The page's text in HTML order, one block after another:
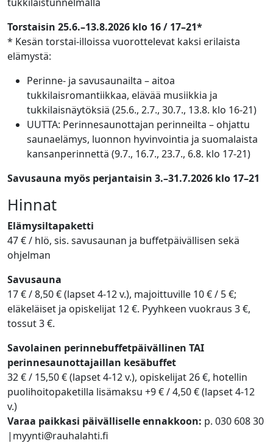
Torstaisin 25.6.–13.8.2026 klo 16 / 17–21*
* Kesän torstai-illoissa vuorottelevat kaksi erilaista
elämystä:
Perinne- ja savusaunailta – aitoa
tukkilaisromantiikkaa, elävää musiikkia ja
tukkilaisnäytöksiä (25.6., 2.7., 30.7., 13.8. klo 16-21)
UUTTA: Perinnesaunottajan perinneilta – ohjattu
saunaelämys, luonnon hyvinvointia ja suomalaista
kansanperinnettä (9.7., 16.7., 23.7., 6.8. klo 17-21)
Savusauna myös perjantaisin 3.–31.7.2026 klo 17–21
Hinnat
Elämysiltapaketti
47 € / hlö, sis. savusaunan ja buffetpäivällisen sekä
ohjelman
Savusauna
17 € / 8,50 € (lapset 4-12 v.), majoittuville 10 € / 5 €;
eläkeläiset ja opiskelijat 12 €. Pyyhkeen vuokraus 3 €,
tossut 3 €.
Savolainen perinnebuffetpäivällinen TAI
perinnesaunottajaillan kesäbuffet
32 € / 15,50 € (lapset 4-12 v.), opiskelijat 26 €, hotellin
puolihoitopaketilla lisämaksu +9 € / 4,50 € (lapset 4-12
v.)
Varaa paikkasi päivälliselle ennakkoon: p. 030 608 30
|myynti@rauhalahti.fi